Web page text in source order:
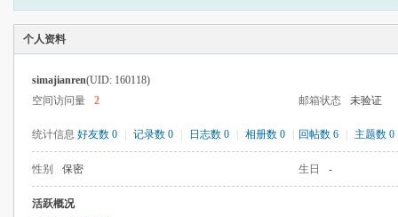
个人资料
simajianren(UID: 160118)
空间访问量
2 邮箱状态 未验证
统计信息 好友数 0 记录数 0 日志数 0 相册数 0 回帖数 6 主题数 0
性别 保密 生日 -
活跃概况